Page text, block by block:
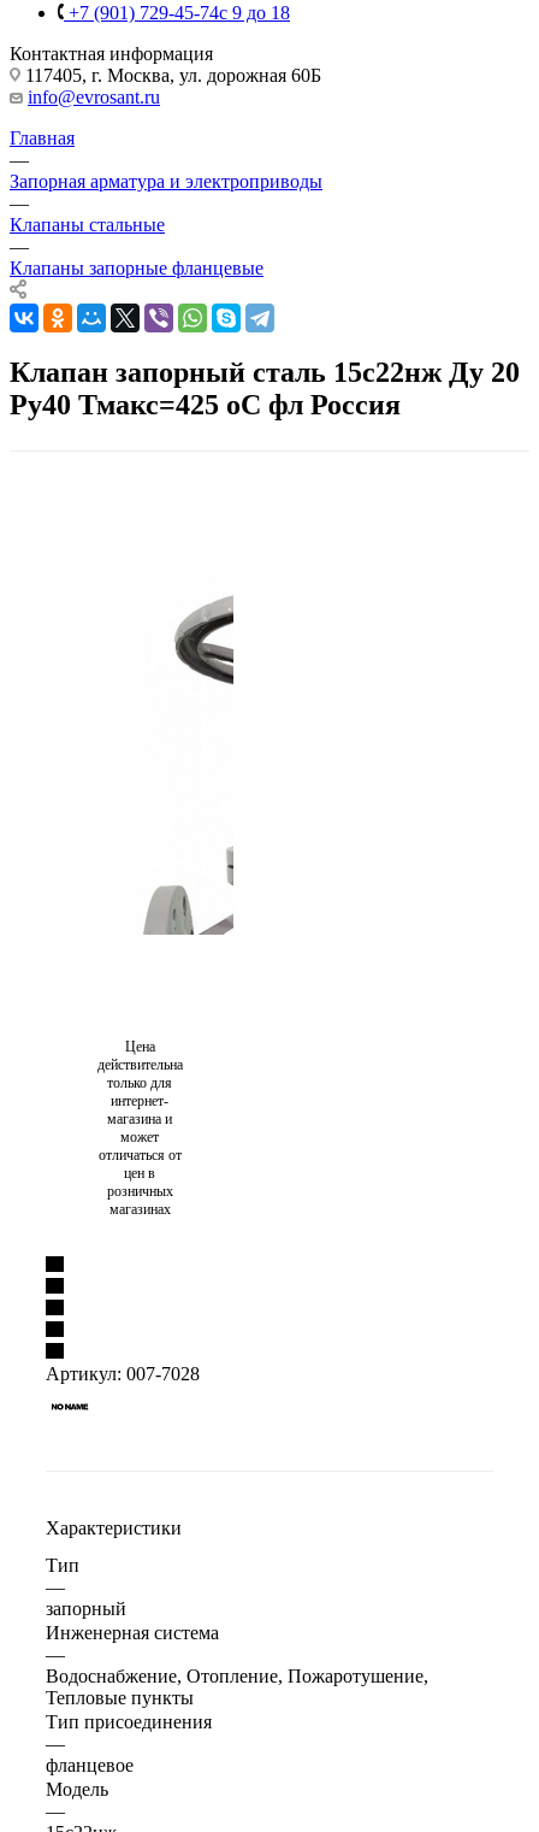
+7 (901) 729-45-74c 9 до 18
Контактная информация
117405, г. Москва, ул. дорожная 60Б
info@evrosant.ru
Главная
—
Запорная арматура и электроприводы
—
Клапаны стальные
—
Клапаны запорные фланцевые
Клапан запорный сталь 15с22нж Ду 20
Ру40 Тмакс=425 оС фл Россия
Цена
действительна
только для
интернет-
магазина и
может
отличаться от
цен в
розничных
магазинах
Артикул: 007-7028
Характеристики
Тип
—
запорный
Инженерная система
—
Водоснабжение, Отопление, Пожаротушение,
Тепловые пункты
Тип присоединения
—
фланцевое
Модель
—